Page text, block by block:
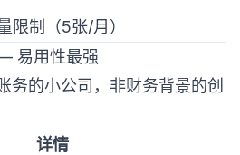
限制（5张/月）
易用性最强
务的小公司，非财务背景的创
详情